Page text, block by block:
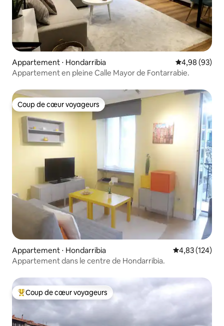
Appartement ⋅ Hondarribia Évaluation
4,98 (93)
Appartement en pleine Calle Mayor de Fontarrabie.
Coup de cœur voyageurs
Coup de cœur voyageurs
Appartement ⋅ Hondarribia Évaluation
4,83 (124)
Appartement dans le centre de Hondarribia.
Coups de cœur voyageurs les plus appréciés
Coup de cœur voyageurs